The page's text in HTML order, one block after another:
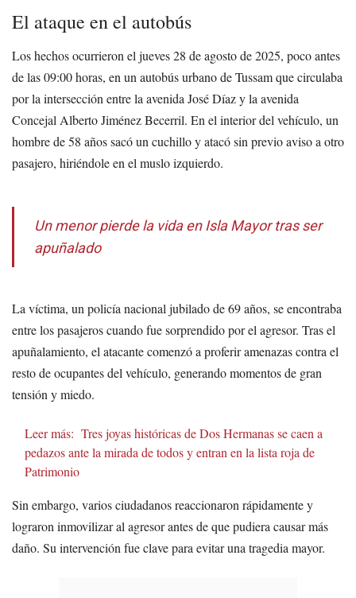
El ataque en el autobús
Los hechos ocurrieron el jueves 28 de agosto de 2025, poco antes
de las 09:00 horas, en un autobús urbano de Tussam que circulaba
por la intersección entre la avenida José Díaz y la avenida
Concejal Alberto Jiménez Becerril. En el interior del vehículo, un
hombre de 58 años sacó un cuchillo y atacó sin previo aviso a otro
pasajero, hiriéndole en el muslo izquierdo.
Un menor pierde la vida en Isla Mayor tras ser
apuñalado
La víctima, un policía nacional jubilado de 69 años, se encontraba
entre los pasajeros cuando fue sorprendido por el agresor. Tras el
apuñalamiento, el atacante comenzó a proferir amenazas contra el
resto de ocupantes del vehículo, generando momentos de gran
tensión y miedo.
Leer más: Tres joyas históricas de Dos Hermanas se caen a
pedazos ante la mirada de todos y entran en la lista roja de
Patrimonio
Sin embargo, varios ciudadanos reaccionaron rápidamente y
lograron inmovilizar al agresor antes de que pudiera causar más
daño. Su intervención fue clave para evitar una tragedia mayor.